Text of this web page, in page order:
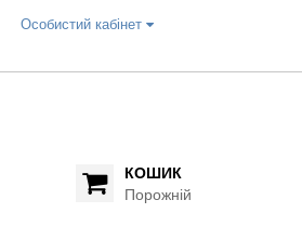
Особистий кабінет
КОШИК
Порожній